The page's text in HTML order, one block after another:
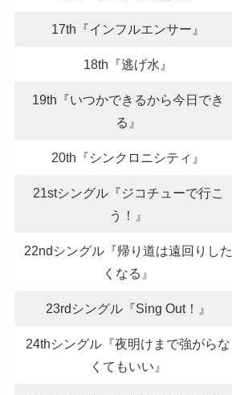
17th『インフルエンサー』
18th『逃げ水』
19th『いつかできるから今日でき
る』
20th『シンクロニシティ』
21stシングル『ジコチューで行こ
う！』
22ndシングル『帰り道は遠回りした
くなる』
23rdシングル『Sing Out！』
24thシングル『夜明けまで強がらな
くてもいい』